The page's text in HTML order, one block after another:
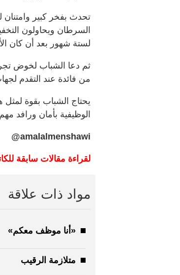
تحدث بفخر كبير
السرطان ويحاولون
لستة شهور بعد أن كان
ثم دعا الشباب لخوض
من فائدة عند التقدم
يحتاج الشباب بقوة
الوظيفية بأمان ورافد
amalalmenshawi@
لقراءة مقالات سابقة
مواد ذات علاقة
«أنا موظف معكم»
متلازمة الرقيب